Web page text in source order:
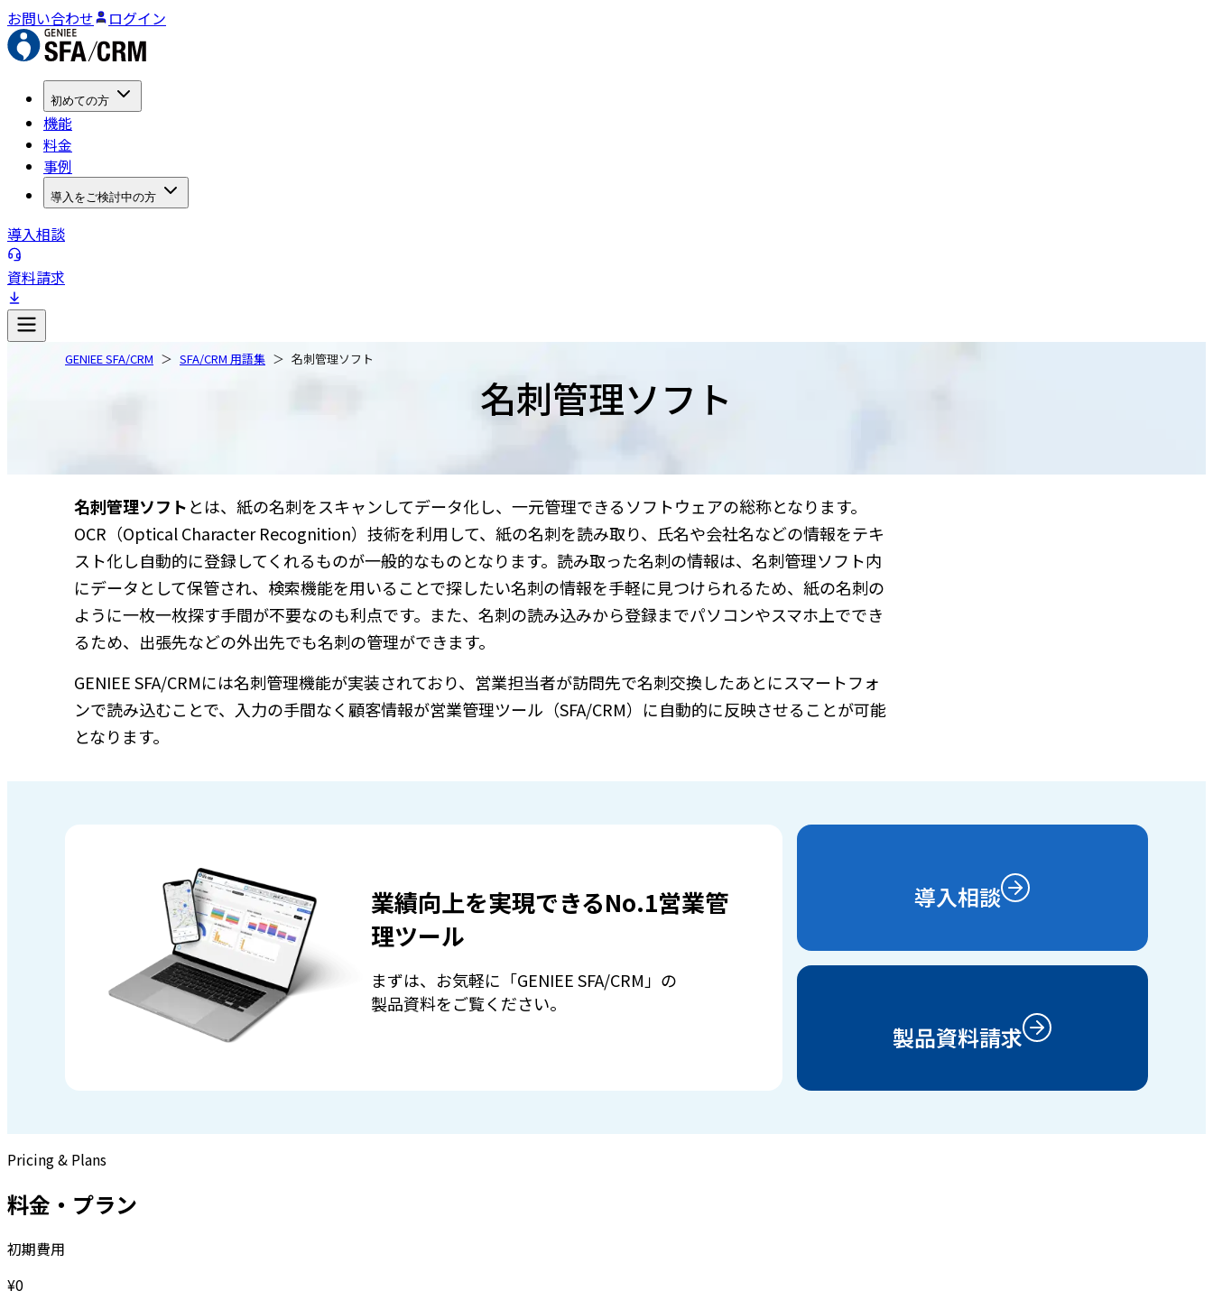
お問い合わせ ログイン
初めての方
機能
料金
事例
導入をご検討中の方
導入相談
資料請求
GENIEE SFA/CRM SFA/CRM 用語集 名刺管理ソフト
名刺管理ソフト
名刺管理ソフトとは、紙の名刺をスキャンしてデータ化し、一元管理できるソフトウェアの総称となります。
OCR（Optical Character Recognition）技術を利用して、紙の名刺を読み取り、氏名や会社名などの情報をテキ
スト化し自動的に登録してくれるものが一般的なものとなります。読み取った名刺の情報は、名刺管理ソフト内
にデータとして保管され、検索機能を用いることで探したい名刺の情報を手軽に見つけられるため、紙の名刺の
ように一枚一枚探す手間が不要なのも利点です。また、名刺の読み込みから登録までパソコンやスマホ上ででき
るため、出張先などの外出先でも名刺の管理ができます。
GENIEE SFA/CRMには名刺管理機能が実装されており、営業担当者が訪問先で名刺交換したあとにスマートフォ
ンで読み込むことで、入力の手間なく顧客情報が営業管理ツール（SFA/CRM）に自動的に反映させることが可能
となります。
業績向上を実現できるNo.1営業管
理ツール
まずは、お気軽に「GENIEE SFA/CRM」の
製品資料をご覧ください。
導入相談
製品資料請求
Pricing & Plans
料金・プラン
初期費用
¥0